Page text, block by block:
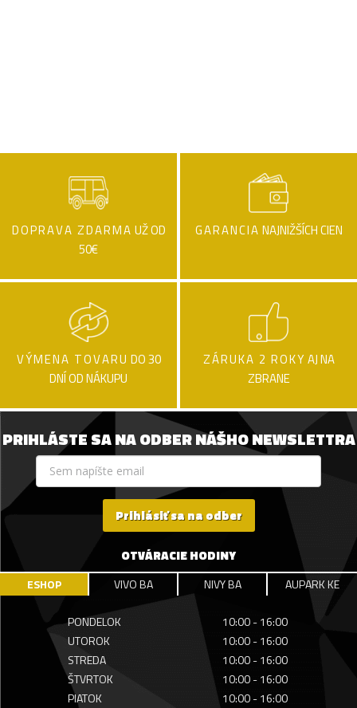
DOPRAVA ZDARMA UŽ OD
50€
GARANCIA NAJNIŽŠÍCH CIEN
VÝMENA TOVARU DO 30
DNÍ OD NÁKUPU
ZÁRUKA 2 ROKY AJ NA
ZBRANE
PRIHLÁSTE SA NA ODBER NÁŠHO NEWSLETTRA
Prihlásiť sa na odber
OTVÁRACIE HODINY
ESHOP VIVO BA NIVY BA AUPARK KE
PONDELOK
10:00 - 16:00
UTOROK
10:00 - 16:00
STREDA
10:00 - 16:00
ŠTVRTOK
10:00 - 16:00
PIATOK
10:00 - 16:00